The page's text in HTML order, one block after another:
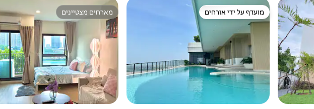
מועדף על ידי אורחים
מועדף על ידי אורחים מארחים מצטיינים
מארחים מצטיינים